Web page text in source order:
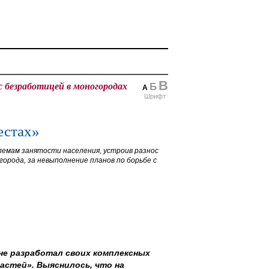
А Б В
Шрифт
в моногородах
занятости населения, устроив разнос
за невыполнение планов по борьбе с
разработал своих комплексных
Выяснилось, что на